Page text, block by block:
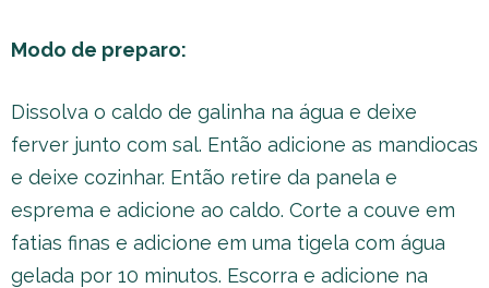
Modo de preparo:
Dissolva o caldo de galinha na água e deixe
ferver junto com sal. Então adicione as mandiocas
e deixe cozinhar. Então retire da panela e
esprema e adicione ao caldo. Corte a couve em
fatias finas e adicione em uma tigela com água
gelada por 10 minutos. Escorra e adicione na